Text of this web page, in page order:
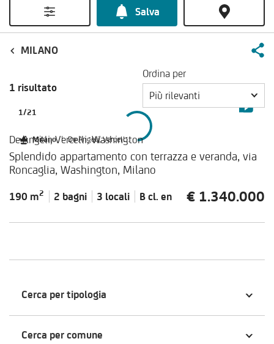
Salva
MILANO
1 risultato
Ordina per
Più rilevanti
Milano | De Angeli, Vercelli, Washington
1/21
De Angeli, Vercelli, Washington
Splendido appartamento con terrazza e veranda, via
Roncaglia, Washington, Milano
190 m2 2 bagni 3 locali B cl. en € 1.340.000
Cerca per tipologia
Cerca per comune